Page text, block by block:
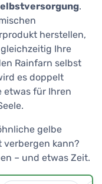
.
herstellen,
Ihre
Rainfarn selbst
es doppelt
etwas für Ihren
gelbe
verbergen kann?
– und etwas Zeit.